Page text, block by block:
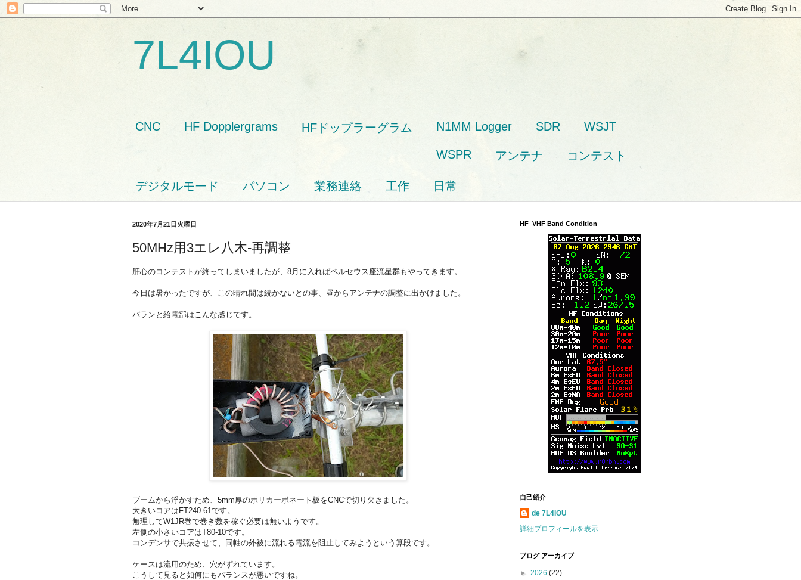
7L4IOU
CNC HF Dopplergrams HFドップラーグラム N1MM Logger SDR WSJT
WSPR アンテナ コンテスト
デジタルモード パソコン 業務連絡 工作 日常
2020年7月21日火曜日
50MHz用3エレ八木-再調整
肝心のコンテストが終ってしまいましたが、8月に入ればペルセウス座流星群もやってきます。
今日は暑かったですが、この晴れ間は続かないとの事、昼からアンテナの調整に出かけました。
バランと給電部はこんな感じです。
ブームから浮かすため、5mm厚のポリカーボネート板をCNCで切り欠きました。
大きいコアはFT240-61です。
無理してW1JR巻で巻き数を稼ぐ必要は無いようです。
左側の小さいコアはT80-10です。
コンデンサで共振させて、同軸の外被に流れる電流を阻止してみようという算段です。
ケースは流用のため、穴がずれています。
こうして見ると如何にもバランスが悪いですね。
HF_VHF Band Condition
自己紹介
de 7L4IOU
詳細プロフィールを表示
ブログ アーカイブ
► 2026 (22)